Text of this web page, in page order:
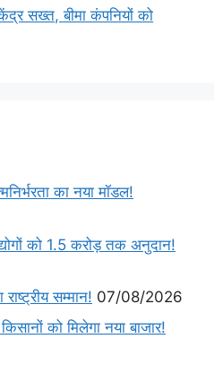
सख्त, बीमा कंपनियों को
का नया मॉडल!
को 1.5 करोड़ तक अनुदान!
सम्मान! 07/08/2026
को मिलेगा नया बाजार!